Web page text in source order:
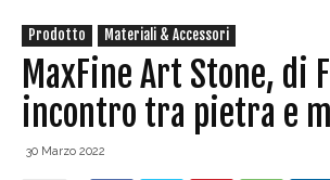
Prodotto Materiali & Accessori
MaxFine Art Stone, di
incontro tra pietra e
30 Marzo 2022